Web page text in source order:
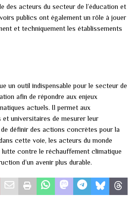
des acteurs du secteur de l’éducation et
publics ont également un rôle à jouer
et techniquement les établissements
un outil indispensable pour le secteur de
afin de répondre aux enjeux
actuels. Il permet aux
universitaires de mesurer leur
définir des actions concrètes pour la
cette voie, les acteurs du monde
contre le réchauffement climatique
d’un avenir plus durable.